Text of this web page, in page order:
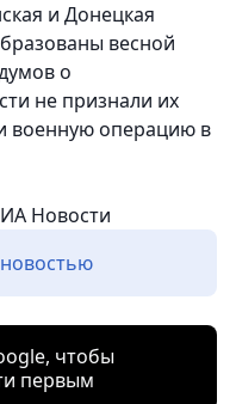
и Донецкая
весной
о
не признали их
военную операцию в
Новости
чтобы
первым